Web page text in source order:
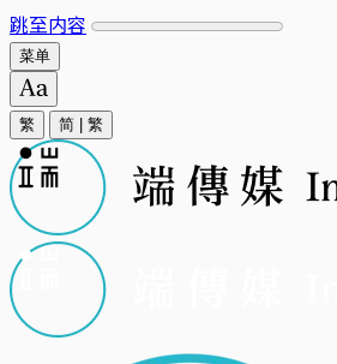
跳至内容
菜单
繁 简 繁